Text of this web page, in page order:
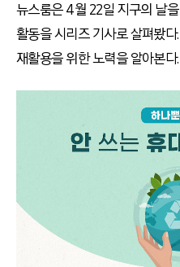
뉴스룸은 4월 22일 지구의 날
활동을 시리즈 기사로 살펴봤
재활용을 위한 노력을 알아본다.